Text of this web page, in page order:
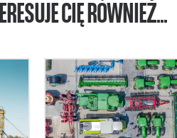
CIĘ RÓWNIEŻ...